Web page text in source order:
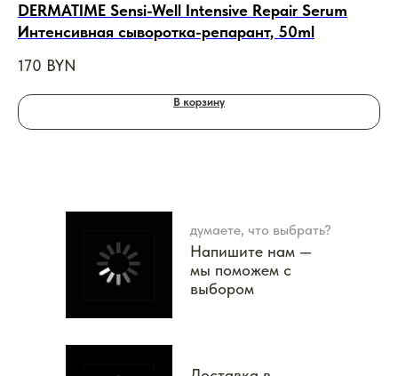
DERMATIME Sensi-Well Intensive Repair Serum
Интенсивная сыворотка-репарант, 50ml
170 BYN
В корзину
думаете, что выбрать?
Напишите нам —
мы поможем с
выбором